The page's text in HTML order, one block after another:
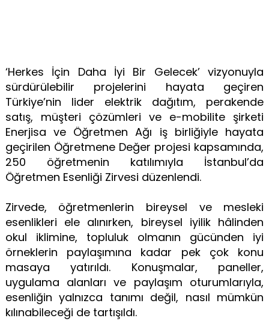
‘Herkes İçin Daha İyi Bir Gelecek’ vizyonuyla
sürdürülebilir projelerini hayata geçiren
Türkiye’nin lider elektrik dağıtım, perakende
satış, müşteri çözümleri ve e-mobilite şirketi
Enerjisa ve Öğretmen Ağı iş birliğiyle hayata
geçirilen Öğretmene Değer projesi kapsamında,
250 öğretmenin katılımıyla İstanbul’da
Öğretmen Esenliği Zirvesi düzenlendi.
Zirvede, öğretmenlerin bireysel ve mesleki
esenlikleri ele alınırken, bireysel iyilik hâlinden
okul iklimine, topluluk olmanın gücünden iyi
örneklerin paylaşımına kadar pek çok konu
masaya yatırıldı. Konuşmalar, paneller,
uygulama alanları ve paylaşım oturumlarıyla,
esenliğin yalnızca tanımı değil, nasıl mümkün
kılınabileceği de tartışıldı.